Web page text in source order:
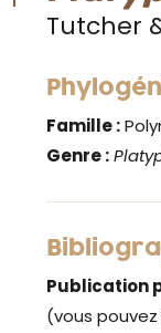
Tutcher
Famille :
Genre :
Publication
(vous